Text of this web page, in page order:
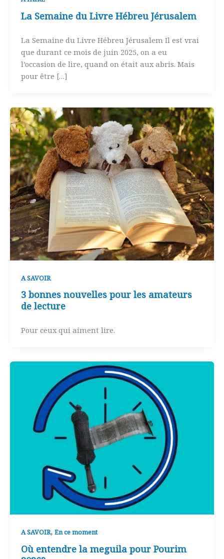
La Semaine du Livre Hébreu Jérusalem
La Semaine du Livre Hébreu Jérusalem Il est vrai
que durant ce mois de juin 2025, on a eu
l’occasion de lire, quand on était aux abris. Mais
pour être […]
A SAVOIR
3 bonnes nouvelles pour les amateurs
de lecture
Pour ceux qui aiment lire.
A SAVOIR, En ce moment
Où entendre la meguila pour Pourim